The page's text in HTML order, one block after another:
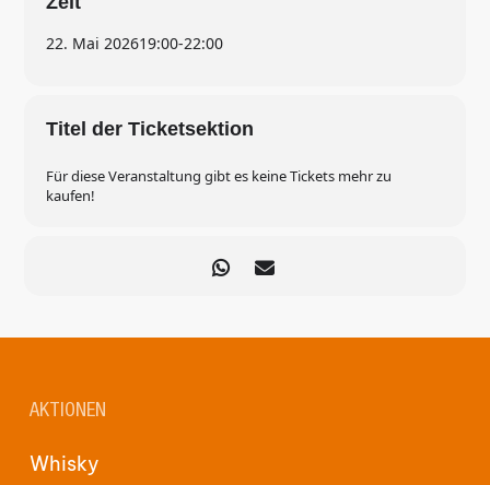
22. Mai 202619:00-22:00
Titel der Ticketsektion
Für diese Veranstaltung gibt es keine Tickets mehr zu
kaufen!
AKTIONEN
Whisky